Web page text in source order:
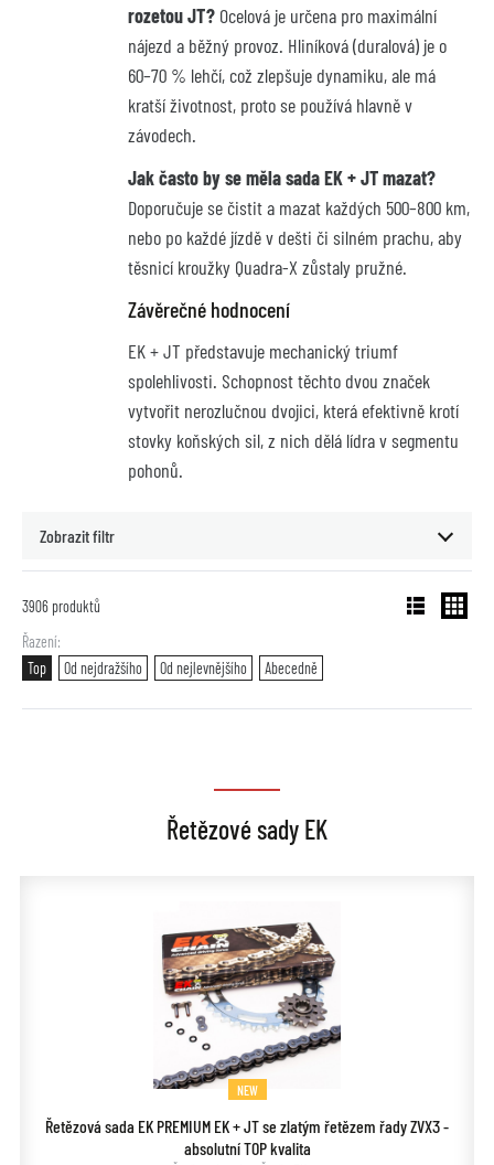
rozetou JT? Ocelová je určena pro maximální
nájezd a běžný provoz. Hliníková (duralová) je o
60–70 % lehčí, což zlepšuje dynamiku, ale má
kratší životnost, proto se používá hlavně v
závodech.
Jak často by se měla sada EK + JT mazat?
Doporučuje se čistit a mazat každých 500–800 km,
nebo po každé jízdě v dešti či silném prachu, aby
těsnicí kroužky Quadra-X zůstaly pružné.
Závěrečné hodnocení
EK + JT představuje mechanický triumf
spolehlivosti. Schopnost těchto dvou značek
vytvořit nerozlučnou dvojici, která efektivně krotí
stovky koňských sil, z nich dělá lídra v segmentu
pohonů.
Zobrazit filtr
3906 produktů
Řazení
Top
Od nejdražšího Od nejlevnějšího Abecedně
Řetězové sady EK
Řetězová sada EK PREMIUM EK + JT se zlatým řetězem řady ZVX3 -
absolutní TOP kvalita
NEW